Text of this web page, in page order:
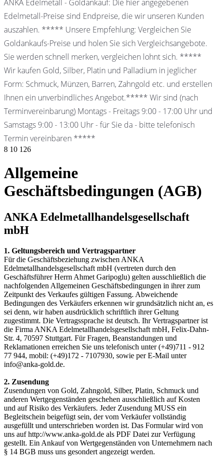
ANKA Edelmetall - Goldankauf: Die hier angegebenen
Edelmetall-Preise sind Endpreise, die wir unseren Kunden
auszahlen. ***** Unsere Empfehlung: Vergleichen Sie
Goldankaufs-Preise und holen Sie sich Vergleichsangebote.
Sie werden schnell merken, vergleichen lohnt sich. *****
Wir kaufen Gold, Silber, Platin und Palladium in jeglicher
Form: Schmuck, Münzen, Barren, Zahngold etc. und erstellen
Ihnen ein unverbindliches Angebot.***** Wir sind (nach
Terminvereinbarung) Montags - Freitags 9:00 - 17:00 Uhr und
Samstags 9:00 - 13:00 Uhr - für Sie da - bitte telefonisch
Termin vereinbaren *****
8 10 126
Allgemeine
Geschäftsbedingungen (AGB)
ANKA Edelmetallhandelsgesellschaft
mbH
1. Geltungsbereich und Vertragspartner
Für die Geschäftsbeziehung zwischen ANKA
Edelmetallhandelsgesellschaft mbH (vertreten durch den
Geschäftsführer Herrn Ahmet Garipoglu) gelten ausschließlich die
nachfolgenden Allgemeinen Geschäftsbedingungen in ihrer zum
Zeitpunkt des Verkaufes gültigen Fassung. Abweichende
Bedingungen des Verkäufers erkennen wir grundsätzlich nicht an, es
sei denn, wir haben ausdrücklich schriftlich ihrer Geltung
zugestimmt. Die Vertragssprache ist deutsch. Ihr Vertragspartner ist
die Firma ANKA Edelmetallhandelsgesellschaft mbH, Felix-Dahn-
Str. 4, 70597 Stuttgart. Für Fragen, Beanstandungen und
Reklamationen erreichen Sie uns telefonisch unter (+49)711 - 912
77 944, mobil: (+49)172 - 7107930, sowie per E-Mail unter
info@anka-gold.de.
2. Zusendung
Zusendungen von Gold, Zahngold, Silber, Platin, Schmuck und
anderen Wertgegenständen geschehen ausschließlich auf Kosten
und auf Risiko des Verkäufers. Jeder Zusendung MUSS ein
Begleitschein beigefügt sein, der vom Verkäufer vollständig
ausgefüllt und unterschrieben worden ist. Das Formular wird von
uns auf http://www.anka-gold.de als PDF Datei zur Verfügung
gestellt. Ein Ankauf von Wertgegenständen von Unternehmern nach
§ 14 BGB muss uns gesondert angezeigt werden.